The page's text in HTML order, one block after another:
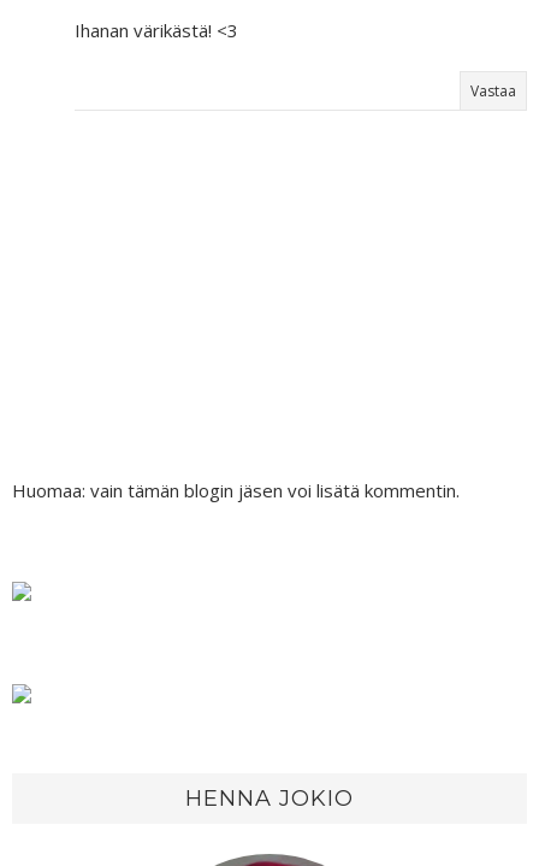
Ihanan värikästä! <3
Vastaa
Huomaa: vain tämän blogin jäsen voi lisätä kommentin.
HENNA JOKIO